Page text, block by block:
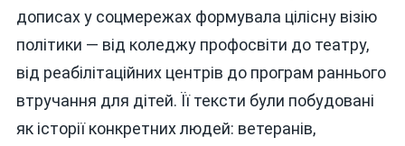
дописах у соцмережах формувала цілісну візію
політики — від коледжу профосвіти до театру,
від реабілітаційних центрів до програм раннього
втручання для дітей. Її тексти були побудовані
як історії конкретних людей: ветеранів,